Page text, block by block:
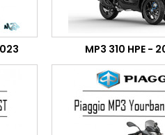
MP3 310 HPE -